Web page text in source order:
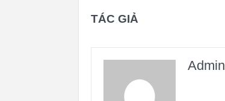
TÁC GIẢ
Admin